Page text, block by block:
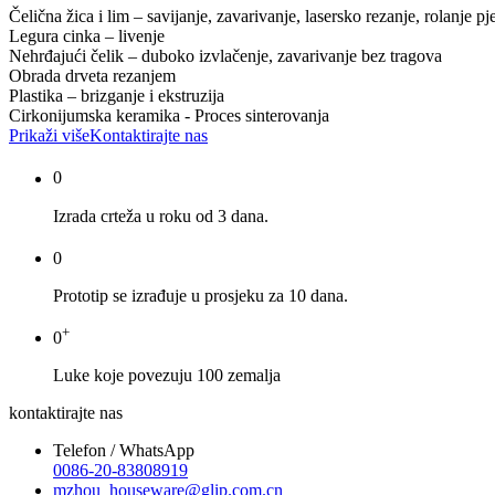
Čelična žica i lim – savijanje, zavarivanje, lasersko rezanje, rolanje
Legura cinka – livenje
Nehrđajući čelik – duboko izvlačenje, zavarivanje bez tragova
Obrada drveta rezanjem
Plastika – brizganje i ekstruzija
Cirkonijumska keramika - Proces sinterovanja
Prikaži višeKontaktirajte nas
0
Izrada crteža u roku od 3 dana.
0
Prototip se izrađuje u prosjeku za 10 dana.
0+
Luke koje povezuju 100 zemalja
kontaktirajte nas
Telefon / WhatsApp
0086-20-83808919
mzhou_houseware@glip.com.cn